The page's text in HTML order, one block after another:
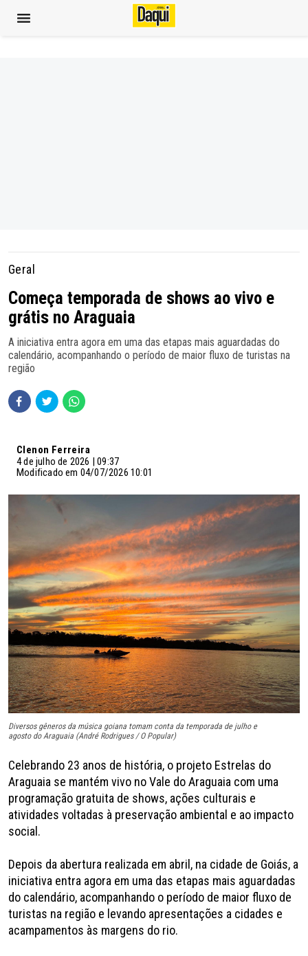
Geral
Começa temporada de shows ao vivo e
grátis no Araguaia
A iniciativa entra agora em uma das etapas mais aguardadas do
calendário, acompanhando o período de maior fluxo de turistas na
região
Clenon Ferreira
4 de julho de 2026 | 09:37
Modificado em 04/07/2026 10:01
Diversos gêneros da música goiana tomam conta da temporada de julho e
agosto do Araguaia (André Rodrigues / O Popular)
Celebrando 23 anos de história, o projeto Estrelas do
Araguaia se mantém vivo no Vale do Araguaia com uma
programação gratuita de shows, ações culturais e
atividades voltadas à preservação ambiental e ao impacto
social.
Depois da abertura realizada em abril, na cidade de Goiás, a
iniciativa entra agora em uma das etapas mais aguardadas
do calendário, acompanhando o período de maior fluxo de
turistas na região e levando apresentações a cidades e
acampamentos às margens do rio.